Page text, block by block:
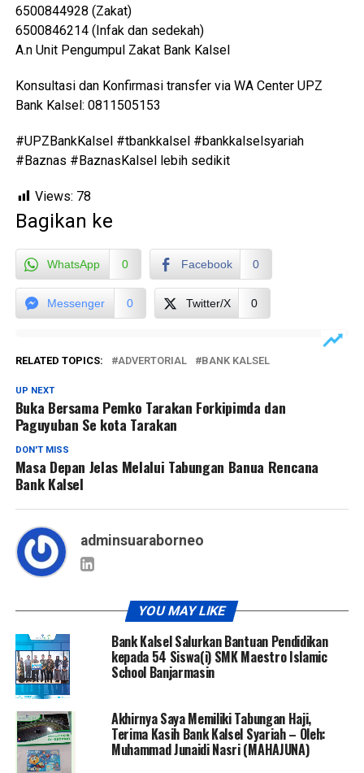
6500844928 (Zakat)
6500846214 (Infak dan sedekah)
A.n Unit Pengumpul Zakat Bank Kalsel
Konsultasi dan Konfirmasi transfer via WA Center UPZ
Bank Kalsel: 0811505153
#UPZBankKalsel #tbankkalsel #bankkalselsyariah
#Baznas #BaznasKalsel lebih sedikit
Views: 78
Bagikan ke
WhatsApp 0 Facebook 0
Messenger 0 Twitter/X 0
RELATED TOPICS: ADVERTORIAL BANK KALSEL
UP NEXT
Buka Bersama Pemko Tarakan Forkipimda dan
Paguyuban Se kota Tarakan
DON'T MISS
Masa Depan Jelas Melalui Tabungan Banua Rencana
Bank Kalsel
adminsuaraborneo
YOU MAY LIKE
Bank Kalsel Salurkan Bantuan Pendidikan
kepada 54 Siswa(i) SMK Maestro Islamic
School Banjarmasin
Akhirnya Saya Memiliki Tabungan Haji,
Terima Kasih Bank Kalsel Syariah – Oleh:
Muhammad Junaidi Nasri (MAHAJUNA)